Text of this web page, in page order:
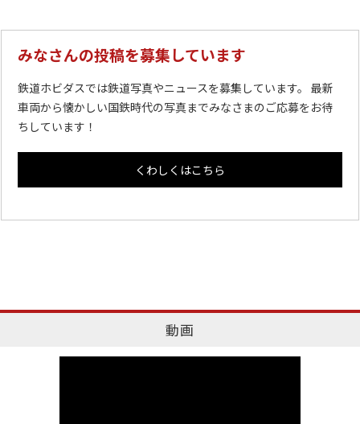
みなさんの投稿を募集しています
鉄道ホビダスでは鉄道写真やニュースを募集しています。 最新
車両から懐かしい国鉄時代の写真までみなさまのご応募をお待
ちしています！
くわしくはこちら
動画